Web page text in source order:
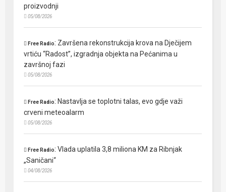
proizvodnji
05/08/2026
Free Radio: Završena rekonstrukcija krova na Dječijem
vrtiću “Radost”, izgradnja objekta na Pećanima u
završnoj fazi
05/08/2026
Free Radio: Nastavlja se toplotni talas, evo gdje važi
crveni meteoalarm
05/08/2026
Free Radio:Vlada uplatila 3,8 miliona KM za Ribnjak
„Saničani“
04/08/2026